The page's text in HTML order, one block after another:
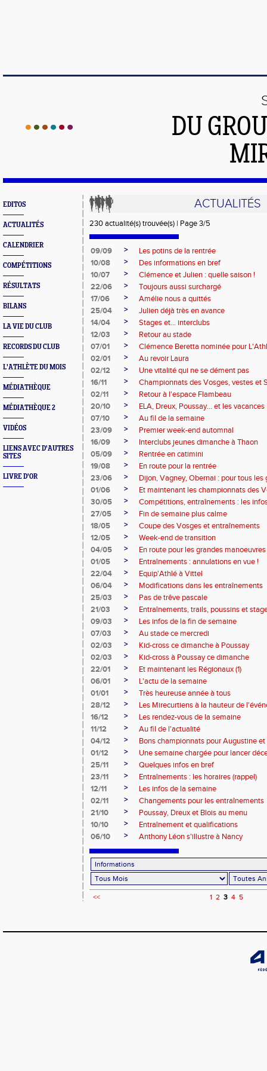
DU
EDITOS
ACTUALITÉS
CALENDRIER
COMPÉTITIONS
RÉSULTATS
BILANS
LA VIE DU CLUB
RECORDS DU CLUB
L'ATHLÈTE DU MOIS
MÉDIATHÈQUE
MÉDIATHÈQUE 2
VIDÉOS
LIENS AVEC D'AUTRES
SITES
LIVRE D'OR
ACTUALITÉS
230 actualité(s) trouvée(s) | Page 3/5
09/09 >
Les potins de la rentrée
10/08
>
Des informations en bref
10/07
>
Clémence et Julien : quelle saison !
22/06
>
Toujours aussi surchargé
17/06
>
Amélie nous a quittés
25/04
>
Julien déjà très en avance
14/04
>
Stages et... interclubs
12/03
>
Retour au stade
07/01
>
Clémence Beretta nominée pour
02/01
>
Au revoir Laura
02/12
>
Une vitalité qui ne se dément pas
16/11
>
Championnats des Vosges, vestes et
02/11
>
Retour à l'espace Flambeau
20/10
>
ELA, Dreux, Poussay... et les vacances
07/10
>
Au fil de la semaine
23/09
>
Premier week-end automnal
16/09
>
Interclubs jeunes dimanche à Thaon
05/09
>
Rentrée en catimini
19/08
>
En route pour la rentrée
23/06
>
Dijon, Vagney, Obernai : pour tous les
01/06
>
Et maintenant les championnats des
30/05
>
Compétitions, entraînements : les
27/05
>
Fin de semaine plus calme
18/05
>
Coupe des Vosges et entraînements
12/05
>
Week-end de transition
04/05
>
En route pour les grandes
01/05
>
Entraînements : annulations en vue !
22/04
>
Equip'Athlé à Vittel
06/04
>
Modifications dans les entraînements
25/03
>
Pas de trêve pascale
21/03
>
Entraînements, trails, poussins et
09/03
>
Les infos de la fin de semaine
07/03
>
Au stade ce mercredi
02/03
>
Kid-cross ce dimanche à Poussay
02/03
>
Kid-cross à Poussay ce dimanche
22/01
>
Et maintenant les Régionaux (1)
06/01
>
L'actu de la semaine
01/01
>
Très heureuse année à tous
28/12
>
Les Mirecurtiens à la hauteur de
16/12
>
Les rendez-vous de la semaine
11/12
>
Au fil de l'actualité
04/12
>
Bons championnats pour Augustine et
01/12
>
Une semaine chargée pour lancer
25/11
>
Quelques infos en bref
23/11
>
Entraînements : les horaires (rappel)
12/11
>
Les infos de la semaine
02/11
>
Changements pour les entraînements
21/10
>
Poussay, Dreux et Blois au menu
10/10
>
Entraînement et qualifications
06/10
> Anthony Léon s'illustre à Nancy
<< 1 2 3 4 5